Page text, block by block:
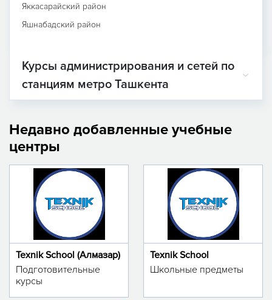
Яккасарайский район
Яшнабадский район
Курсы администрирования и сетей по
станциям метро Ташкента
Недавно добавленные учебные
центры
Texnik School (Алмазар)
Подготовительные
курсы
Texnik School
Школьные предметы